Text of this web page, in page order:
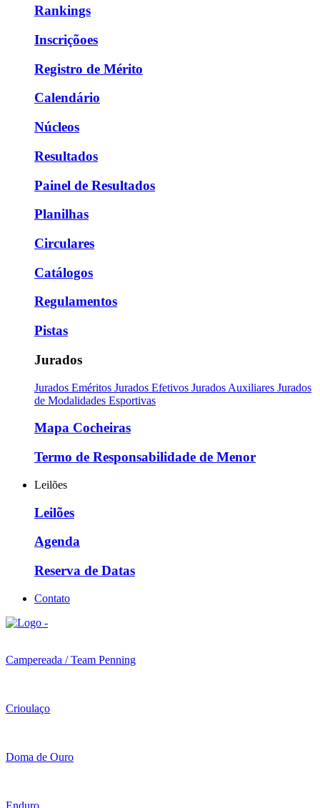
Rankings
Inscriçõoes
Registro de Mérito
Calendário
Núcleos
Resultados
Painel de Resultados
Planilhas
Circulares
Catálogos
Regulamentos
Pistas
Jurados
Jurados Eméritos Jurados Efetivos Jurados Auxiliares Jurados
de Modalidades Esportivas
Mapa Cocheiras
Termo de Responsabilidade de Menor
Leilões
Leilões
Agenda
Reserva de Datas
Contato
Campereada / Team Penning
Crioulaço
Doma de Ouro
Enduro